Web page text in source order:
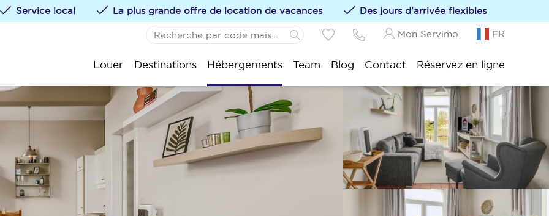
Service local La plus grande offre de location de vacances Des jours d'arrivée flexibles
Vous pouvez ajouter des hébergements à vos favoris en cliquant sur le
Koksijde:
Nieuwpoort:
Wenduine:
Mon Servimo FR
Louer Destinations Hébergements Team Blog Contact Réservez en ligne